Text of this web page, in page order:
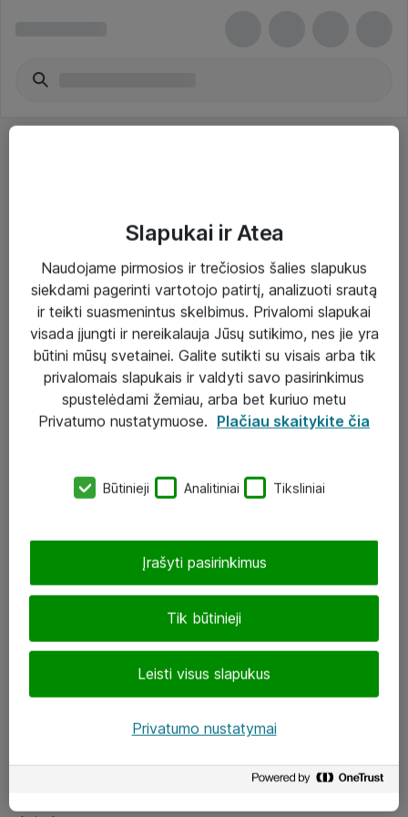
Paslaugos
Sprendimai
Įgyvendinti projektai
Atea ekspertų patarimai verslui
eShop@atea.lt
LinkedIn
Slapukai ir Atea
Naudojame pirmosios ir trečiosios šalies slapukus
siekdami pagerinti vartotojo patirtį, analizuoti srautą
ir teikti suasmenintus skelbimus. Privalomi slapukai
visada įjungti ir nereikalauja Jūsų sutikimo, nes jie yra
būtini mūsų svetainei. Galite sutikti su visais arba tik
privalomais slapukais ir valdyti savo pasirinkimus
spustelėdami žemiau, arba bet kuriuo metu
Privatumo nustatymuose. Plačiau skaitykite čia
Būtinieji Analitiniai Tiksliniai
Tik būtinieji
Leisti visus slapukus
Įrašyti pasirinkimus
Privatumo nustatymai